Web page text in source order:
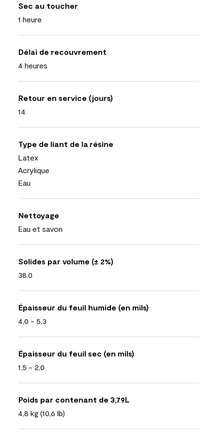
Sec au toucher
1 heure
Délai de recouvrement
4 heures
Retour en service (jours)
14
Type de liant de la résine
Latex
Acrylique
Eau
Nettoyage
Eau et savon
Solides par volume (± 2%)
38.0
Épaisseur du feuil humide (en mils)
4,0 - 5,3
Épaisseur du feuil sec (en mils)
1,5 - 2,0
Poids par contenant de 3,79L
4,8 kg (10,6 lb)